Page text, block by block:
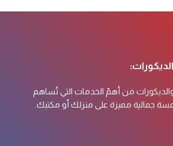
من أهمّ الخدمات التي تُساهم
جمالية مميزة على منزلك أو مكتبك.